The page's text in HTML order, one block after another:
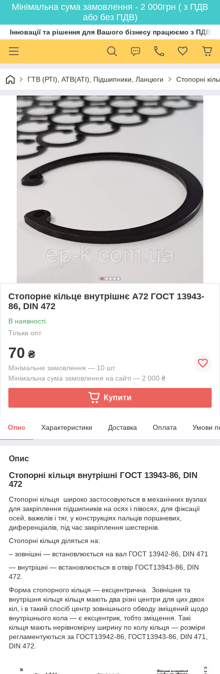
Мінімальна сума замовлення - 2 000грн ( з ПДВ
або без ПДВ)
Інновації та рішення для Вашого бізнесу працюємо з ПДВ
ГТВ (РТI), АТВ(АТI), Пiдшипники, Ланцюги Стопорні
Стопорне кільце внутрішнє А72 ГОСТ 13943-
86, DIN 472
В наявності
Тільки опт
70 ₴
Мінімальне замовлення — 10 шт.
Мінімальна сума замовлення на сайті — 2 000 ₴
Купити
Опис Характеристики Доставка Оплата Умови
Опис
Стопорні кільця внутрішні ГОСТ 13943-86, DIN
472
Стопорні кільця широко застосовуються в механічних вузлах
для закріплення підшипників на осях і півосях, для фіксації
осей, важелів і тяг, у конструкціях пальців поршневих,
диференціалів, під час закріплення шестернів.
Стопорні кільця діляться на:
– зовнішні — встановлюється на вал ГОСТ 13942-86, DIN 471
— внутрішні — встановлюється в отвір ГОСТ13943-86, DIN
472.
Форма стопорного кільця — ексцентрична. Зовнішня та
внутрішня кільця кільця мають два різні центри для цих двох
кіл, і в такий спосіб центр зовнішнього обводу зміщений щодо
внутрішнього кола — є ексцентрик, тобто зміщення. Такі
кільця мають нерівномірну ширину по колу кільця — розміри
регламентуються за ГОСТ13942-86, ГОСТ13943-86, DIN 471,
DIN 472.